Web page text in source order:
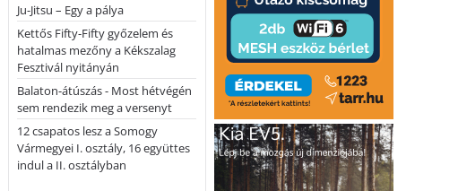
Ju-Jitsu – Egy a pálya
Kettős Fifty-Fifty győzelem és
hatalmas mezőny a Kékszalag
Fesztivál nyitányán
Balaton-átúszás - Most hétvégén
sem rendezik meg a versenyt
12 csapatos lesz a Somogy
Vármegyei I. osztály, 16 együttes
indul a II. osztályban